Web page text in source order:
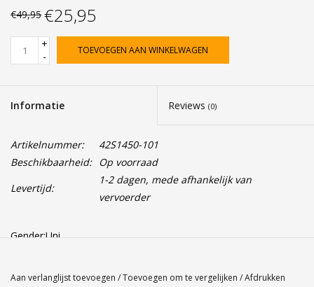
€49,95 €25,95
+
-
TOEVOEGEN AAN WINKELWAGEN
Informatie Reviews (0)
Artikelnummer:
42S1450-101
Beschikbaarheid: Op voorraad
Levertijd:
1-2 dagen, mede afhankelijk van
vervoerder
Gender:Uni
Materiaal: 100% Polyester - Inside 97% Polyester, 3% Spandex
Aan verlanglijst toevoegen /Toevoegen om te vergelijken /Afdrukken